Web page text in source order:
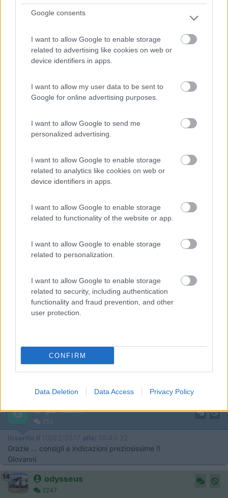
Google consents
I want to allow Google to enable storage
related to advertising like cookies on web or
device identifiers in apps.
I want to allow my user data to be sent to
Google for online advertising purposes.
I want to allow Google to send me
personalized advertising.
I want to allow Google to enable storage
related to analytics like cookies on web or
device identifiers in apps.
I want to allow Google to enable storage
related to functionality of the website or app.
I want to allow Google to enable storage
related to personalization.
I want to allow Google to enable storage
related to security, including authentication
functionality and fraud prevention, and other
user protection.
CONFIRM
Data Deletion Data Access Privacy Policy
italiano.
64789
Inserito il09/03/2017 alle:19:48:37
Grazie 'Grinza' dei tuoi racconti tranquillizzanti. Ti chiedo però se tu
...
Dal 1993 al 2000 avevo un camper col nautico, e andavo
sempre in Grecia, non ho mai avuto problemi di scarico, se
tanti spazi nel nulla che ci sono una buca e scarichi, io in Grecia
ho fatto anche questo, ora é piú semplice perché qualche
servizio in piú c'é.
trovi sicuramente il modo di scaricare.
Il Wi-Fi lo trovi in tutti i bar, taverne, xpisteria, entri, ordini e
Ad esempio, andando in giú
Patrasso campeggio a Rion
Killini area di sosta Kalogria
Olimpia campeggio in cima al paese
Zaharo campeggio abbandonato
elafonissos campeggio
monenvasia parcheggio attrezzato
nauplio parcheggio sotto campeggio
--------- ---------
gio-nanni
253
Inserito il 10/03/2017 alle: 10:49:22
Grazie ... consigli e indicazioni preziosissime !!
Giovanni
14 odysseus
2247